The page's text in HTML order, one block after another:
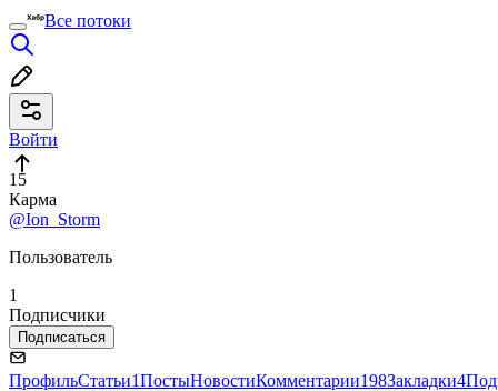
Все потоки
Войти
15
Карма
@Ion_Storm
Пользователь
1
Подписчики
Подписаться
ПрофильСтатьи1ПостыНовостиКомментарии198Закладки4